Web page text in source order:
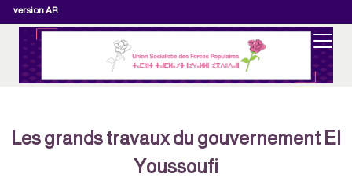
version AR
Les grands travaux du gouvernement El
Youssoufi